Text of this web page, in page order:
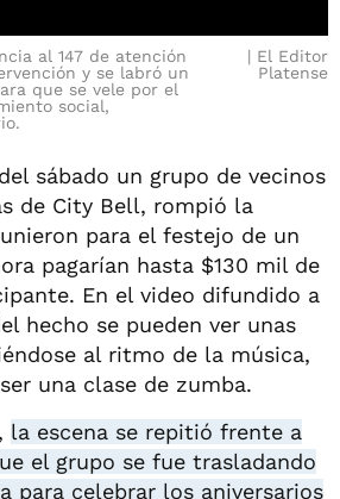
al 147 de atención
y se labró un
que se vele por el
social,
El Editor
Platense
sábado un grupo de vecinos
de City Bell, rompió la
para el festejo de un
pagarían hasta $130 mil de
En el video difundido a
hecho se pueden ver unas
al ritmo de la música,
una clase de zumba.
la escena se repitió frente a
el grupo se fue trasladando
para celebrar los aniversarios